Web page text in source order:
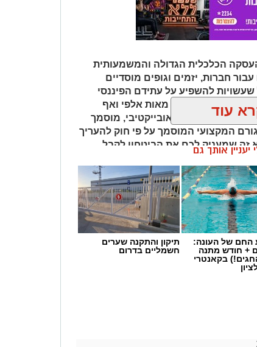
הכלכלית הגדולה והמשמעותית
חברות, יזמים וגופים מוסדיים
להשפיע על עתידם הפיננסי
מונחים על הכף מאות אלפי ואף
איש מקצוע אובייקטיבי, מוסמך
המקצועי המוסמך על פי חוק להעריך
זה שמעניק לכם את הביטחון לקבל
עוד
יעניין אותך גם
החם של העונה:
+ חודש מתנה
בקאנטרי
תיקון והתקנה שערים
חשמליים בדרום